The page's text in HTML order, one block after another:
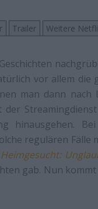
Trailer Weitere
vor allem
man dann
hinausgehen. Bei
regulären
Heimgesucht:
gab. Nun